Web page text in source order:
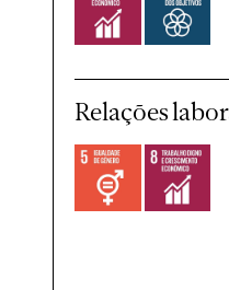
Relações